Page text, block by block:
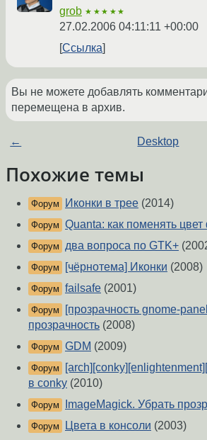
grob ★★★★★
27.02.2006 04:11:11 +00:00
Ссылка
Вы не можете добавлять
перемещена в архив.
← Desktop
Похожие темы
Форум Иконки в трее (2014)
Форум Quanta: как поменять
Форум два вопроса по GTK+
Форум [чёрнотема] Иконки (2008)
Форум failsafe (2001)
Форум
[прозрачность gnome-
прозрачность (2008)
Форум GDM (2009)
Форум
в conky (2010)
Форум ImageMagick. Убрать
Форум Цвета в консоли (2003)